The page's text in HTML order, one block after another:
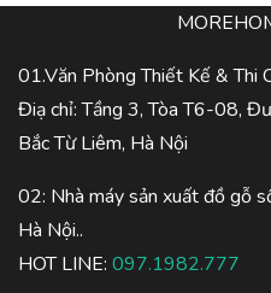
01.Văn Phòng Thiết Kế & Thi
Điạ chỉ: Tầng 3, Tòa T6-08,
Bắc Từ Liêm, Hà Nội
02: Nhà máy sản xuất đồ gỗ
Hà Nội..
HOT LINE: 097.1982.777